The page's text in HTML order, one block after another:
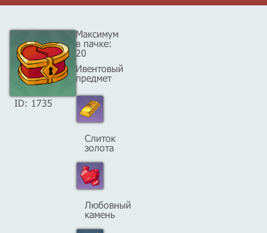
ID: 1735
Максимум
в пачке:
20
Ивентовый
предмет
Слиток
золота
Любовный
камень